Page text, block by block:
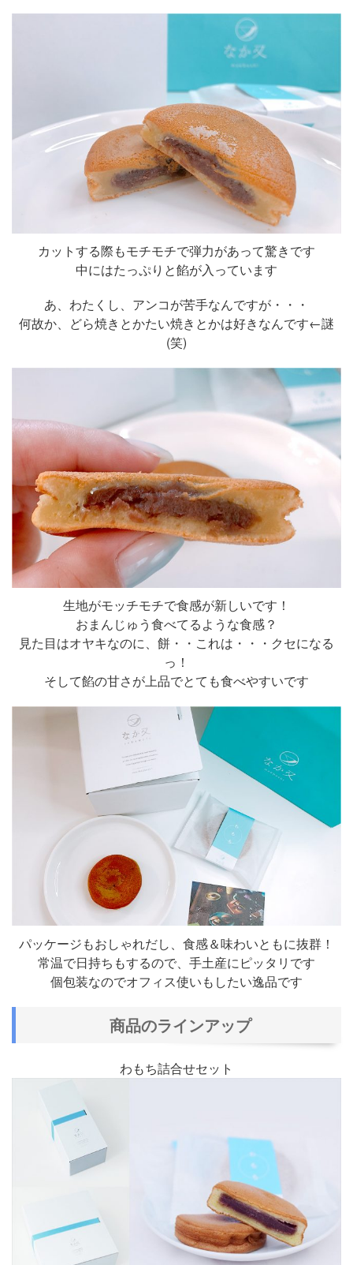
カットする際もモチモチで弾力があって驚きです
中にはたっぷりと餡が入っています
あ、わたくし、アンコが苦手なんですが・・・
何故か、どら焼きとかたい焼きとかは好きなんです←謎
(笑)
生地がモッチモチで食感が新しいです！
おまんじゅう食べてるような食感？
見た目はオヤキなのに、餅・・これは・・・クセになる
っ！
そして餡の甘さが上品でとても食べやすいです
パッケージもおしゃれだし、食感＆味わいともに抜群！
常温で日持ちもするので、手土産にピッタリです
個包装なのでオフィス使いもしたい逸品です
商品のラインアップ
わもち詰合せセット